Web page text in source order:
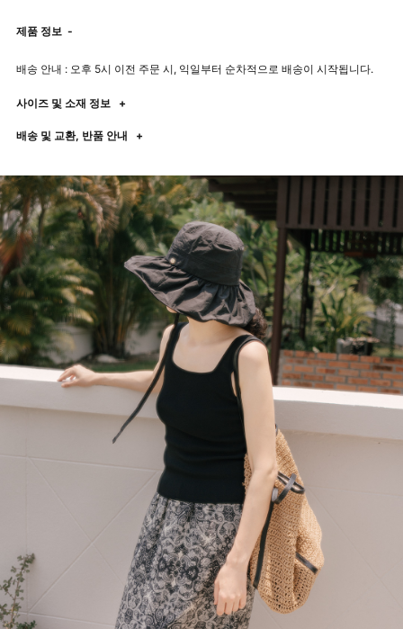
제품 정보 -
배송 안내 : 오후 5시 이전 주문 시, 익일부터 순차적으로 배송이 시작됩니다.
사이즈 및 소재 정보 +
배송 및 교환, 반품 안내 +